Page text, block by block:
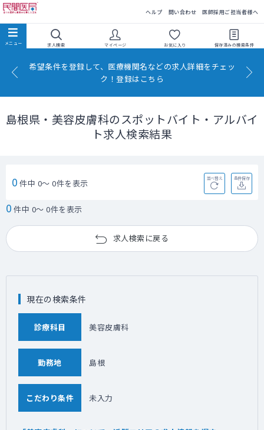
ヘルプ 問い合わせ 医師採用ご担当者様へ
求人検索 マイページ お気に入り 保存済みの検索条件
希望条件を登録して、医療機関名などの求人詳細をチェッ
ク！登録はこちら
島根県・美容皮膚科のスポットバイト・アルバイ
ト求人検索結果
0 件中 0～ 0件を表示 並べ替え 条件保存
0 件中 0～ 0件を表示
求人検索に戻る
現在の検索条件
診療科目 美容皮膚科
勤務地 島根
こだわり条件 未入力